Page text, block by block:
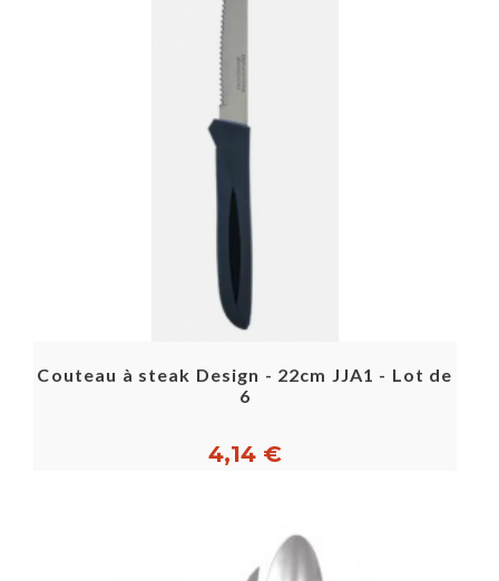
Couteau à steak Design - 22cm JJA1 - Lot de
6
4,14 €